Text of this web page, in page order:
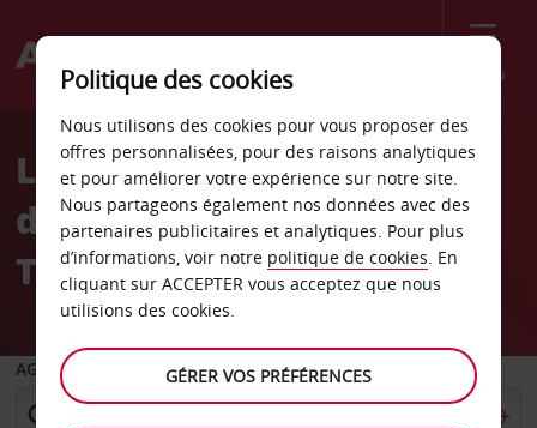
Menu
Welcome
AvisLocation de voiture Trou
d’Eau Douce hôtel Le
Tropical
AGENCE DE DÉPART
Politique des cookies
Nous utilisons des cookies pour vous proposer des
offres personnalisées, pour des raisons analytiques
et pour améliorer votre expérience sur notre site.
Nous partageons également nos données avec des
partenaires publicitaires et analytiques. Pour plus
d’informations, voir notre politique de cookies. En
cliquant sur ACCEPTER vous acceptez que nous
utilisions des cookies.
GÉRER VOS PRÉFÉRENCES